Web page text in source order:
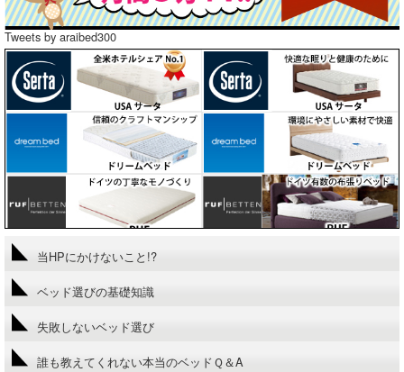
Tweets by araibed300
当HPにかけないこと!?
ベッド選びの基礎知識
失敗しないベッド選び
誰も教えてくれない本当のベッドＱ＆A